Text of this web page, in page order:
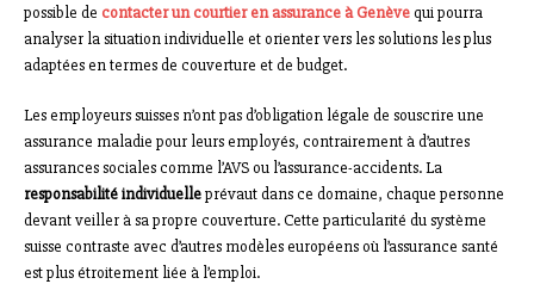
possible de contacter un courtier en assurance à Genèvequi pourra
analyser la situation individuelle et orienter vers les solutions les plus
adaptées en termes de couverture et de budget.
Les employeurs suisses n’ont pas d’obligation légale de souscrire une
assurance maladie pour leurs employés, contrairement à d’autres
assurances sociales comme l’AVS ou l’assurance-accidents. La
responsabilité individuelleprévaut dans ce domaine, chaque personne
devant veiller à sa propre couverture. Cette particularité du système
suisse contraste avec d’autres modèles européens où l’assurance santé
est plus étroitement liée à l’emploi.